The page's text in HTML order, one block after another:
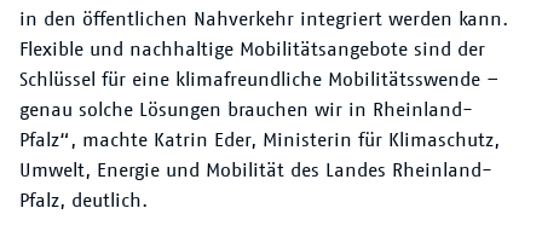
in den öffentlichen Nahverkehr integriert werden kann.
Flexible und nachhaltige Mobilitätsangebote sind der
Schlüssel für eine klimafreundliche Mobilitätsswende –
genau solche Lösungen brauchen wir in Rheinland-
Pfalz“, machte Katrin Eder, Ministerin für Klimaschutz,
Umwelt, Energie und Mobilität des Landes Rheinland-
Pfalz, deutlich.